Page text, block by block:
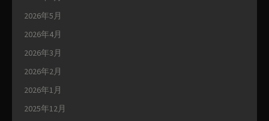
2026年5月
2026年4月
2026年3月
2026年2月
2026年1月
2025年12月